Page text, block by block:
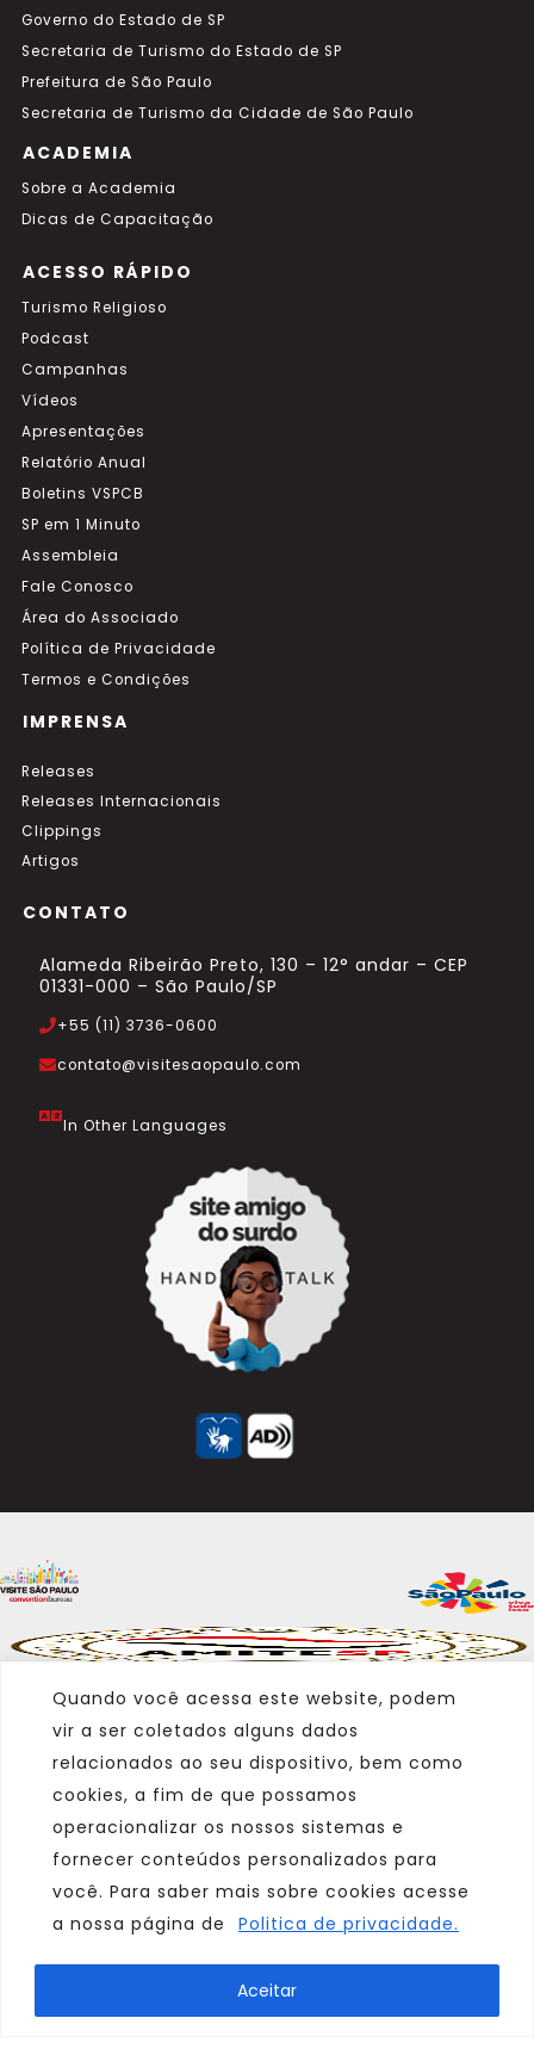
Quando você acessa este website, podem
vir a ser coletados alguns dados
relacionados ao seu dispositivo, bem como
cookies, a fim de que possamos
operacionalizar os nossos sistemas e
fornecer conteúdos personalizados para
você. Para saber mais sobre cookies acesse
a nossa página de
Politica de privacidade.
Aceitar
Governo do Estado de SP
Secretaria de Turismo do Estado de SP
Prefeitura de São Paulo
Secretaria de Turismo da Cidade de São Paulo
ACADEMIA
Sobre a Academia
Dicas de Capacitação
ACESSO RÁPIDO
Turismo Religioso
Podcast
Campanhas
Vídeos
Apresentações
Relatório Anual
Boletins VSPCB
SP em 1 Minuto
Assembleia
Fale Conosco
Área do Associado
Política de Privacidade
Termos e Condições
IMPRENSA
Releases
Releases Internacionais
Clippings
Artigos
CONTATO
Alameda Ribeirão Preto, 130 – 12° andar – CEP
01331-000 – São Paulo/SP
+55 (11) 3736-0600
contato@visitesaopaulo.com
In Other Languages
Parceiro